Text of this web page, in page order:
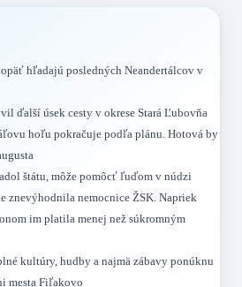
hľadajú posledných Neandertálcov v
ďalší úsek cesty v okrese Stará Ľubovňa
hoľu pokračuje podľa plánu. Hotová by
štátu, môže pomôcť ľuďom v núdzi
znevýhodnila nemocnice ŽSK. Napriek
im platila menej než súkromným
kultúry, hudby a najmä zábavy ponúknu
mesta Fiľakovo